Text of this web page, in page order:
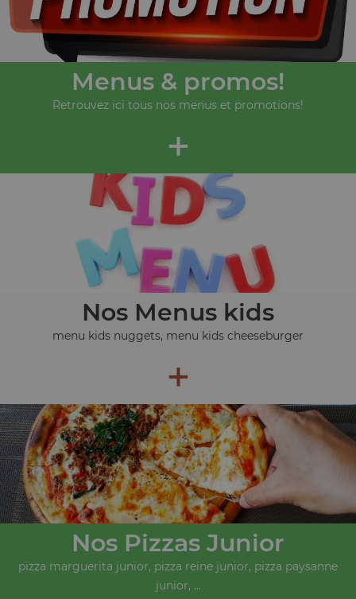
Menus & promos!
Retrouvez ici tous nos menus et promotions!
+
Nos Menus kids
menu kids nuggets, menu kids cheeseburger
+
Nos Pizzas Junior
pizza marguerita junior, pizza reine junior, pizza paysanne
junior, ...